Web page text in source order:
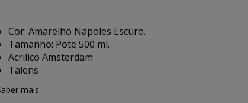
Cor: Amarelho Napoles Escuro.
Tamanho: Pote 500 ml.
Acrilico Amsterdam
Talens
mais